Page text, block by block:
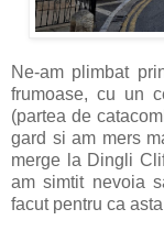
Ne-am plimbat
frumoase, cu un
(partea de
gard si am mers
merge la Dingli
am simtit nevoia
facut pentru ca